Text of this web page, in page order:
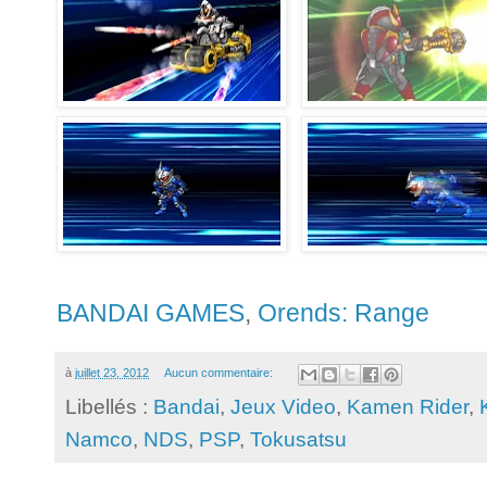
BANDAI GAMES, Orends: Range
à juillet 23, 2012 Aucun commentaire:
Libellés : Bandai, Jeux Video, Kamen Rider,
Namco, NDS, PSP, Tokusatsu